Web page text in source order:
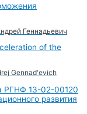
Геннадьевич
of the
Gennad'evich
РГНФ 13-02-00120
развития